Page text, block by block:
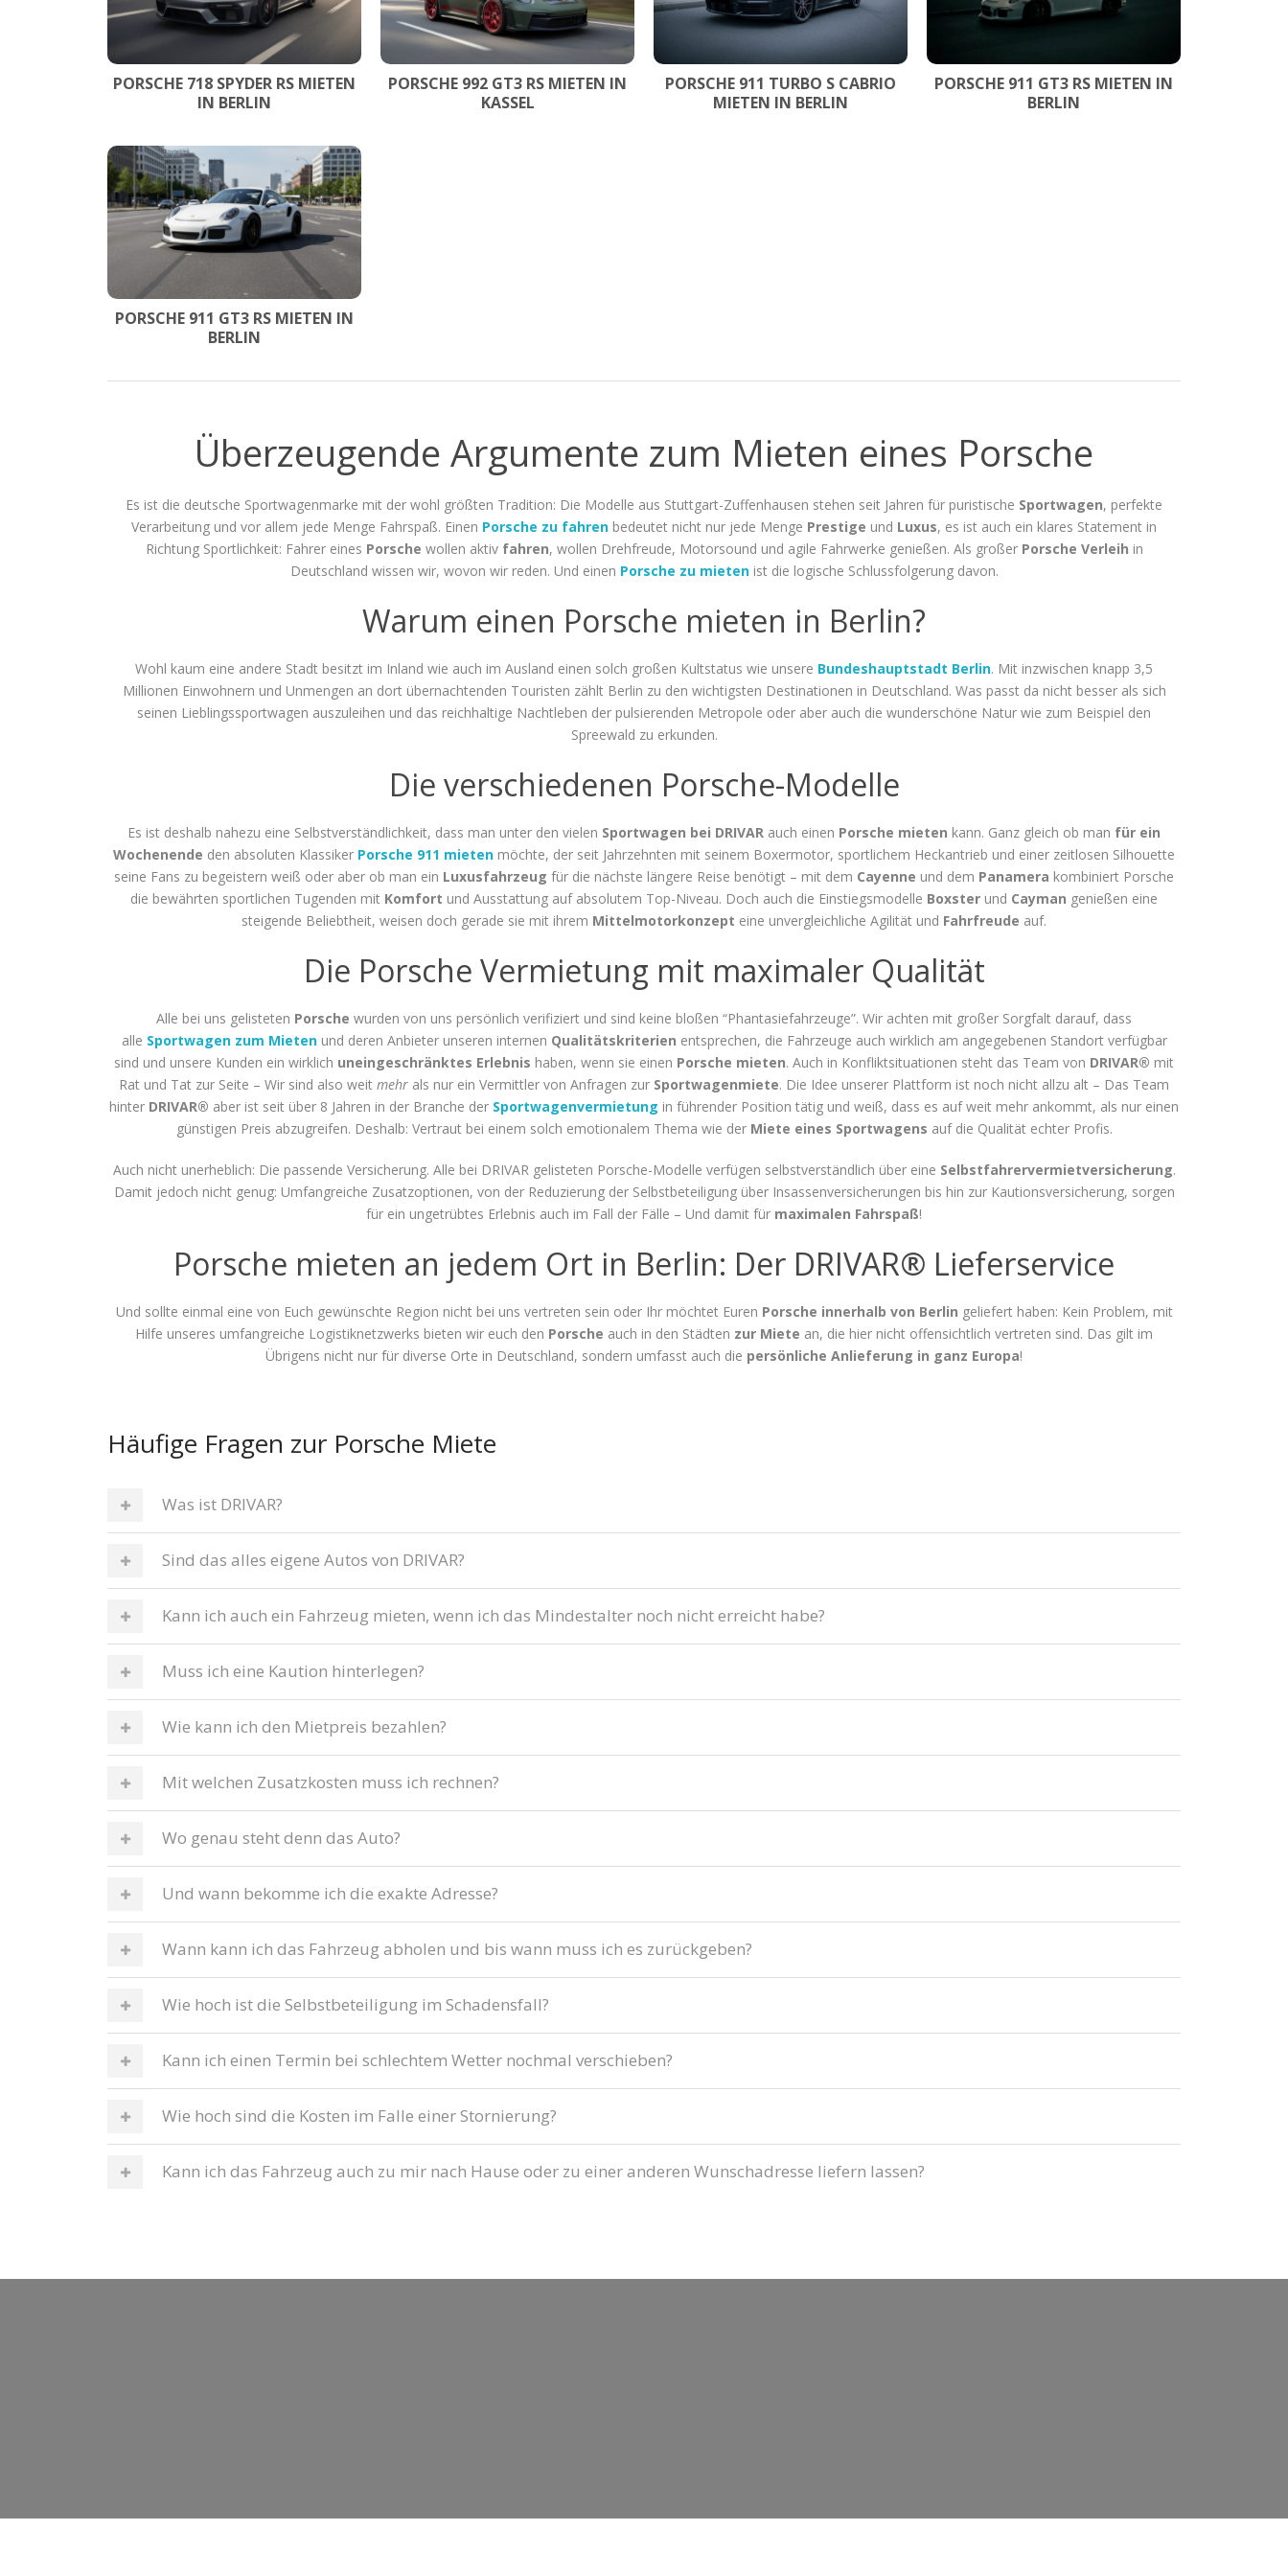
PORSCHE 718 SPYDER RS MIETEN
IN BERLIN
PORSCHE 992 GT3 RS MIETEN IN
KASSEL
PORSCHE 911 TURBO S CABRIO
MIETEN IN BERLIN
PORSCHE 911 GT3 RS MIETEN IN
BERLIN
PORSCHE 911 GT3 RS MIETEN IN
BERLIN
Überzeugende Argumente zum Mieten eines Porsche
Es ist die deutsche Sportwagenmarke mit der wohl größten Tradition: Die Modelle aus Stuttgart-Zuffenhausen stehen seit Jahren für puristische Sportwagen, perfekte
Verarbeitung und vor allem jede Menge Fahrspaß. Einen Porsche zu fahren bedeutet nicht nur jede Menge Prestige und Luxus, es ist auch ein klares Statement in
Richtung Sportlichkeit: Fahrer eines Porsche wollen aktiv fahren, wollen Drehfreude, Motorsound und agile Fahrwerke genießen. Als großer Porsche Verleih in
Deutschland wissen wir, wovon wir reden. Und einen Porsche zu mietenist die logische Schlussfolgerung davon.
Warum einen Porsche mieten in Berlin?
Wohl kaum eine andere Stadt besitzt im Inland wie auch im Ausland einen solch großen Kultstatus wie unsere Bundeshauptstadt Berlin. Mit inzwischen knapp 3,5
Millionen Einwohnern und Unmengen an dort übernachtenden Touristen zählt Berlin zu den wichtigsten Destinationen in Deutschland. Was passt da nicht besser als sich
seinen Lieblingssportwagen auszuleihen und das reichhaltige Nachtleben der pulsierenden Metropole oder aber auch die wunderschöne Natur wie zum Beispiel den
Spreewald zu erkunden.
Die verschiedenen Porsche-Modelle
Es ist deshalb nahezu eine Selbstverständlichkeit, dass man unter den vielen Sportwagen bei DRIVAR auch einen Porsche mieten kann. Ganz gleich ob man für ein
Wochenende den absoluten Klassiker Porsche 911 mieten möchte, der seit Jahrzehnten mit seinem Boxermotor, sportlichem Heckantrieb und einer zeitlosen Silhouette
seine Fans zu begeistern weiß oder aber ob man ein Luxusfahrzeug für die nächste längere Reise benötigt – mit dem Cayenne und dem Panamera kombiniert Porsche
die bewährten sportlichen Tugenden mit Komfort und Ausstattung auf absolutem Top-Niveau. Doch auch die Einstiegsmodelle Boxster und Cayman genießen eine
steigende Beliebtheit, weisen doch gerade sie mit ihrem Mittelmotorkonzept eine unvergleichliche Agilität und Fahrfreude auf.
Die Porsche Vermietung mit maximaler Qualität
Alle bei uns gelisteten Porsche wurden von uns persönlich verifiziert und sind keine bloßen “Phantasiefahrzeuge”. Wir achten mit großer Sorgfalt darauf, dass
alle Sportwagen zum Mietenund deren Anbieter unseren internen Qualitätskriterien entsprechen, die Fahrzeuge auch wirklich am angegebenen Standort verfügbar
sind und unsere Kunden ein wirklich uneingeschränktes Erlebnis haben, wenn sie einen Porsche mieten. Auch in Konfliktsituationen steht das Team von DRIVAR® mit
Rat und Tat zur Seite – Wir sind also weit mehr als nur ein Vermittler von Anfragen zur Sportwagenmiete. Die Idee unserer Plattform ist noch nicht allzu alt – Das Team
hinter DRIVAR® aber ist seit über 8 Jahren in der Branche der Sportwagenvermietung in führender Position tätig und weiß, dass es auf weit mehr ankommt, als nur einen
günstigen Preis abzugreifen. Deshalb: Vertraut bei einem solch emotionalem Thema wie der Miete eines Sportwagens auf die Qualität echter Profis.
Auch nicht unerheblich: Die passende Versicherung. Alle bei DRIVAR gelisteten Porsche-Modelle verfügen selbstverständlich über eine Selbstfahrervermietversicherung.
Damit jedoch nicht genug: Umfangreiche Zusatzoptionen, von der Reduzierung der Selbstbeteiligung über Insassenversicherungen bis hin zur Kautionsversicherung, sorgen
für ein ungetrübtes Erlebnis auch im Fall der Fälle – Und damit für maximalen Fahrspaß!
Porsche mieten an jedem Ort in Berlin: Der DRIVAR® Lieferservice
Und sollte einmal eine von Euch gewünschte Region nicht bei uns vertreten sein oder Ihr möchtet Euren Porsche innerhalb von Berlin geliefert haben: Kein Problem, mit
Hilfe unseres umfangreiche Logistiknetzwerks bieten wir euch den Porsche auch in den Städten zur Miete an, die hier nicht offensichtlich vertreten sind. Das gilt im
Übrigens nicht nur für diverse Orte in Deutschland, sondern umfasst auch die persönliche Anlieferung in ganz Europa!
Häufige Fragen zur Porsche Miete
Was ist DRIVAR?
Sind das alles eigene Autos von DRIVAR?
Kann ich auch ein Fahrzeug mieten, wenn ich das Mindestalter noch nicht erreicht habe?
Muss ich eine Kaution hinterlegen?
Wie kann ich den Mietpreis bezahlen?
Mit welchen Zusatzkosten muss ich rechnen?
Wo genau steht denn das Auto?
Und wann bekomme ich die exakte Adresse?
Wann kann ich das Fahrzeug abholen und bis wann muss ich es zurückgeben?
Wie hoch ist die Selbstbeteiligung im Schadensfall?
Kann ich einen Termin bei schlechtem Wetter nochmal verschieben?
Wie hoch sind die Kosten im Falle einer Stornierung?
Kann ich das Fahrzeug auch zu mir nach Hause oder zu einer anderen Wunschadresse liefern lassen?